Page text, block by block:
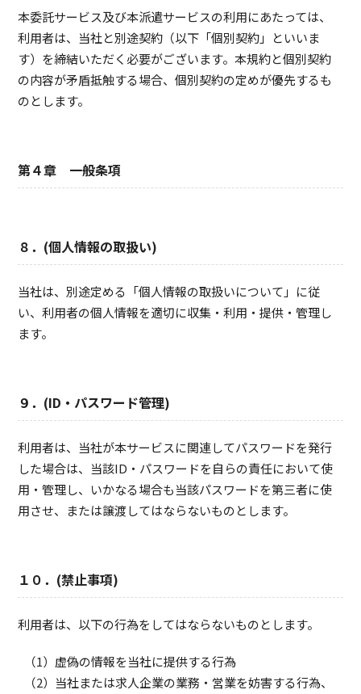
本委託サービス及び本派遣サービスの利用にあたっては、
利用者は、当社と別途契約（以下「個別契約」といいま
す）を締結いただく必要がございます。本規約と個別契約
の内容が矛盾抵触する場合、個別契約の定めが優先するも
のとします。
第４章 一般条項
８．(個人情報の取扱い)
当社は、別途定める「個人情報の取扱いについて」に従
い、利用者の個人情報を適切に収集・利用・提供・管理し
ます。
９．(ID・パスワード管理)
利用者は、当社が本サービスに関連してパスワードを発行
した場合は、当該ID・パスワードを自らの責任において使
用・管理し、いかなる場合も当該パスワードを第三者に使
用させ、または譲渡してはならないものとします。
１０．(禁止事項)
利用者は、以下の行為をしてはならないものとします。
虚偽の情報を当社に提供する行為
当社または求人企業の業務・営業を妨害する行為、